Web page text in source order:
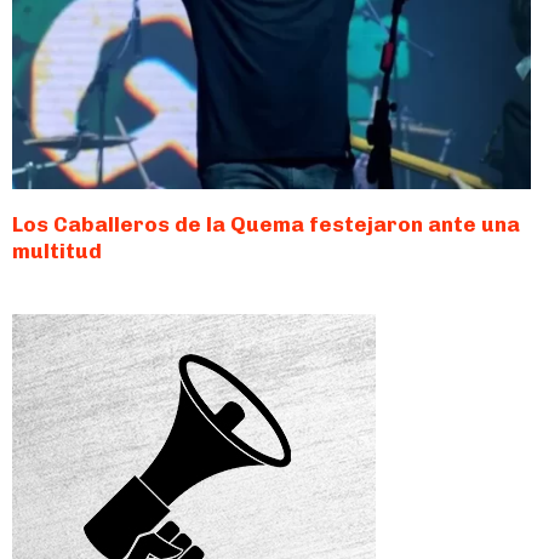
Los Caballeros de la Quema festejaron ante una
multitud